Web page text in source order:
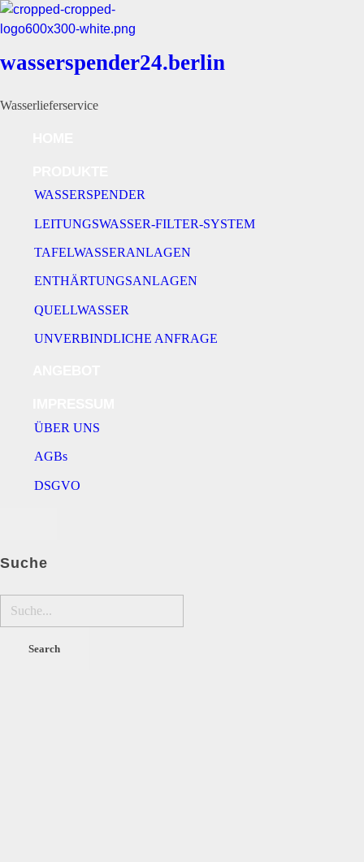
wasserspender24.berlin
Wasserlieferservice
WASSERSPENDER
LEITUNGSWASSER-FILTER-SYSTEM
TAFELWASSERANLAGEN
ENTHÄRTUNGSANLAGEN
QUELLWASSER
UNVERBINDLICHE ANFRAGE
ÜBER UNS
AGBs
DSGVO
Suche